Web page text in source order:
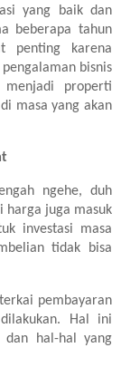
yang baik dan
beberapa tahun
penting karena
bisnis
properti
masa yang akan
ngehe, duh
harga juga masuk
investasi masa
tidak bisa
pembayaran
Hal ini
dan hal-hal yang